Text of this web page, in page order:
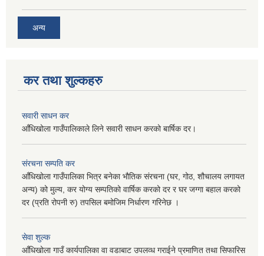
अन्य
कर तथा शुल्कहरु
सवारी साधन कर
आँधिखोला गाउँपालिकाले लिने सवारी साधन करको बार्षिक दर।
संरचना सम्पति कर
आँधिखोला गाउँपालिका भित्र बनेका भौतिक संरचना (घर, गोठ, शौचालय लगायत
अन्य) को मुल्य, कर योग्य सम्पतिको वार्षिक करको दर र घर जग्गा बहाल करको
दर (प्रति रोपनी रु) तपसिल बमोजिम निर्धारण गरिनेछ ।
सेवा शुल्क
आँधिखोला गाउँ कार्यपालिका वा वडाबाट उपलव्ध गराईने प्रमाणित तथा सिफारिस